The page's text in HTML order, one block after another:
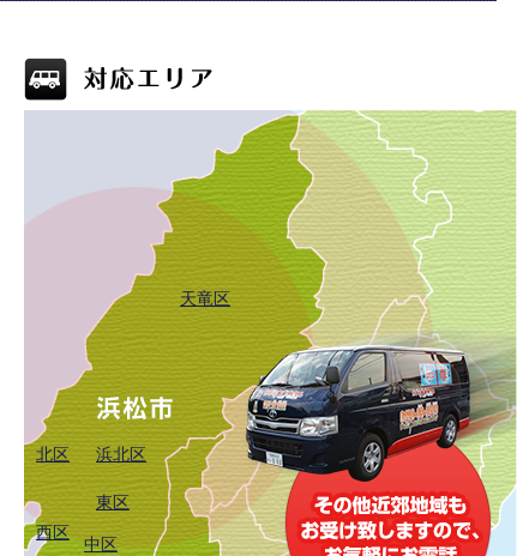
中区
東区
西区
北区 浜北区
天竜区